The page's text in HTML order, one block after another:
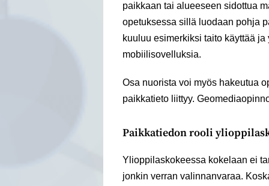
paikkaan tai alueeseen sidottua
opetuksessa sillä luodaan pohja
kuuluu esimerkiksi taito käyttää
mobiilisovelluksia.
Osa nuorista voi myös hakeutua
paikkatieto liittyy.
Paikkatiedon rooli
Ylioppilaskokeessa kokelaan ei
jonkin verran valinnanvaraa.